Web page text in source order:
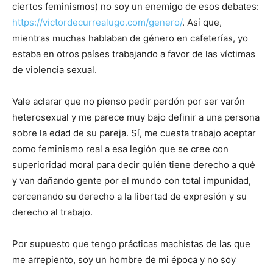
ciertos feminismos) no soy un enemigo de esos debates:
https://victordecurrealugo.com/genero/. Así que,
mientras muchas hablaban de género en cafeterías, yo
estaba en otros países trabajando a favor de las víctimas
de violencia sexual.
Vale aclarar que no pienso pedir perdón por ser varón
heterosexual y me parece muy bajo definir a una persona
sobre la edad de su pareja. Sí, me cuesta trabajo aceptar
como feminismo real a esa legión que se cree con
superioridad moral para decir quién tiene derecho a qué
y van dañando gente por el mundo con total impunidad,
cercenando su derecho a la libertad de expresión y su
derecho al trabajo.
Por supuesto que tengo prácticas machistas de las que
me arrepiento, soy un hombre de mi época y no soy